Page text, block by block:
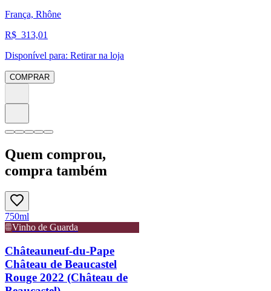
França, Rhône
R$ 313,01
Disponível para: Retirar na loja
COMPRAR
Quem comprou,
compra também
750ml
Vinho de Guarda
Châteauneuf-du-Pape
Château de Beaucastel
Rouge 2022 (Château de